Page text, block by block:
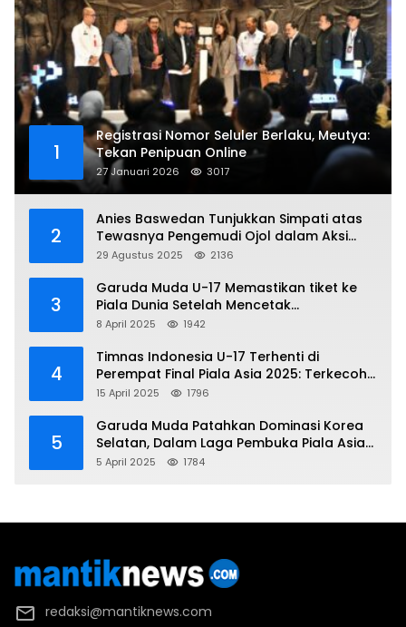
1
Registrasi Nomor Seluler Berlaku, Meutya:
Tekan Penipuan Online
27 Januari 2026 3017
2
Anies Baswedan Tunjukkan Simpati atas
Tewasnya Pengemudi Ojol dalam Aksi
Demo
29 Agustus 2025 2136
3
Garuda Muda U-17 Memastikan tiket ke
Piala Dunia Setelah Mencetak
Kemenangan Gemilang atas Yaman 4-1 di
8 April 2025 1942
4
Timnas Indonesia U-17 Terhenti di
Perempat Final Piala Asia 2025: Terkecoh
Korea Utara
15 April 2025 1796
5
Garuda Muda Patahkan Dominasi Korea
Selatan, Dalam Laga Pembuka Piala Asia
2025 U-17
5 April 2025 1784
redaksi@mantiknews.com